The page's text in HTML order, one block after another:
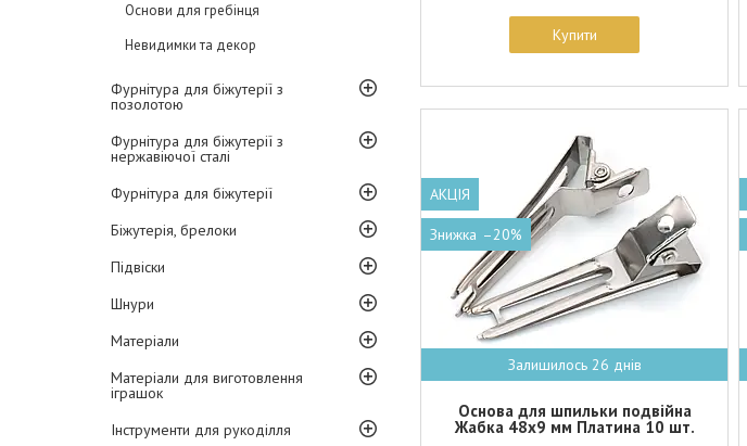
Основи для гребінця
Невидимки та декор
Фурнітура для біжутерії з
позолотою
Фурнітура для біжутерії з
нержавіючої сталі
Фурнітура для біжутерії
Біжутерія, брелоки
Підвіски
Шнури
Матеріали
Матеріали для виготовлення
іграшок
Інструменти для рукоділля
Купити
АКЦІЯ
–20%
Залишилось 26 днів
Основа для шпильки подвійна
Жабка 48х9 мм Платина 10 шт.